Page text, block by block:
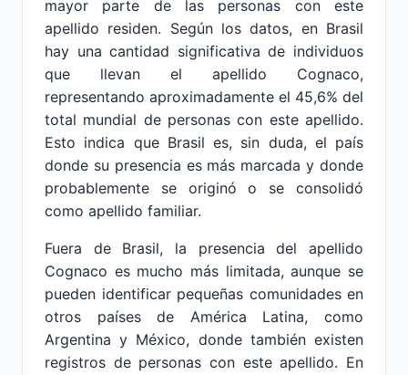
mayor parte de las personas con este
apellido residen. Según los datos, en Brasil
hay una cantidad significativa de individuos
que llevan el apellido Cognaco,
representando aproximadamente el 45,6% del
total mundial de personas con este apellido.
Esto indica que Brasil es, sin duda, el país
donde su presencia es más marcada y donde
probablemente se originó o se consolidó
como apellido familiar.
Fuera de Brasil, la presencia del apellido
Cognaco es mucho más limitada, aunque se
pueden identificar pequeñas comunidades en
otros países de América Latina, como
Argentina y México, donde también existen
registros de personas con este apellido. En